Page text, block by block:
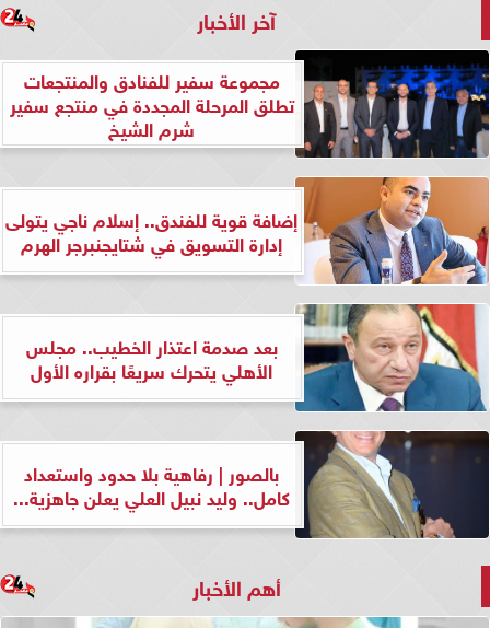
آخر الأخبار
مجموعة سفير للفنادق والمنتجعات
تطلق المرحلة المجددة في منتجع سفير
شرم الشيخ
إضافة قوية للفندق.. إسلام ناجي يتولى
إدارة التسويق في شتايجنبرجر الهرم
بعد صدمة اعتذار الخطيب.. مجلس
الأهلي يتحرك سريعًا بقراره الأول
بالصور | رفاهية بلا حدود واستعداد
كامل.. وليد نبيل العلي يعلن جاهزية...
أهم الأخبار